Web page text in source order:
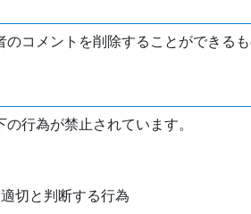
コメントを削除することができるも
行為が禁止されています。
切と判断する行為